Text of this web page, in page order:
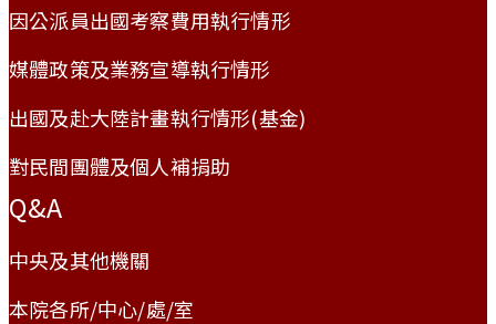
因公派員出國考察費用執行情形
媒體政策及業務宣導執行情形
出國及赴大陸計畫執行情形(基金)
對民間團體及個人補捐助
Q&A
中央及其他機關
本院各所/中心/處/室